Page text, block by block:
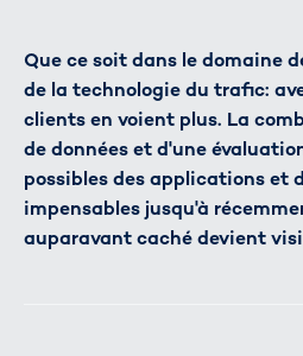
Que ce soit dans le domaine
de la technologie du trafic:
clients en voient plus. La
de données et d'une
possibles des applications et
impensables jusqu'à
auparavant caché devient